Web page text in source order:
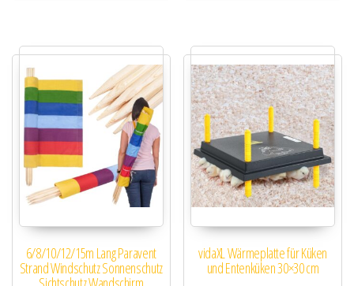
6/8/10/12/15m Lang Paravent
Strand Windschutz Sonnenschutz
vidaXL Wärmeplatte für Küken
und Entenküken 30×30 cm